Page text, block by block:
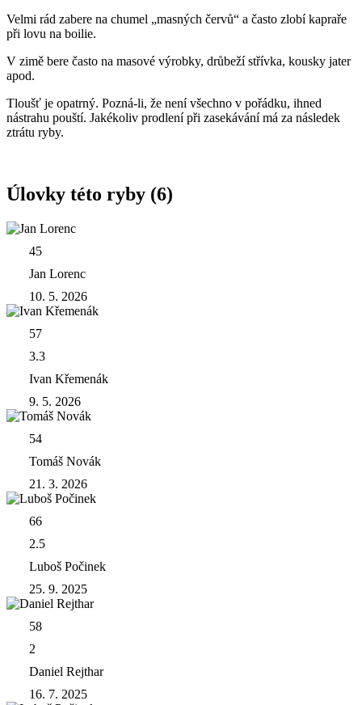
Velmi rád zabere na chumel „masných červů“ a často zlobí kapraře
při lovu na boilie.
V zimě bere často na masové výrobky, drůbeží střívka, kousky jater
apod.
Tloušť je opatrný. Pozná-li, že není všechno v pořádku, ihned
nástrahu pouští. Jakékoliv prodlení při zasekávání má za následek
ztrátu ryby.
Úlovky této ryby (6)
45
Jan Lorenc
10. 5. 2026
57
3.3
Ivan Křemenák
9. 5. 2026
54
Tomáš Novák
21. 3. 2026
66
2.5
Luboš Počinek
25. 9. 2025
58
2
Daniel Rejthar
16. 7. 2025